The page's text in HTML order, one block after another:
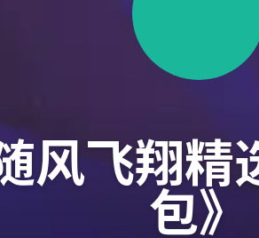
风飞翔精
包》